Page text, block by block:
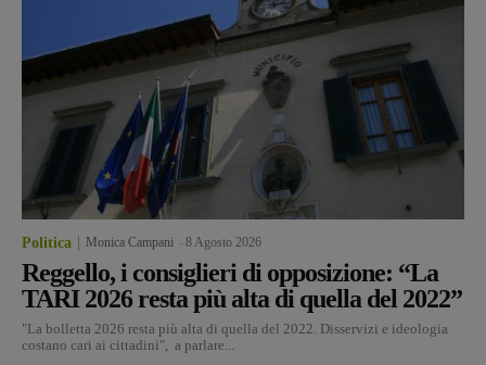
Politica Monica Campani 8 Agosto 2026
Reggello, i consiglieri di opposizione: “La
TARI 2026 resta più alta di quella del 2022”
"La bolletta 2026 resta più alta di quella del 2022. Disservizi e ideologia
costano cari ai cittadini", a parlare...